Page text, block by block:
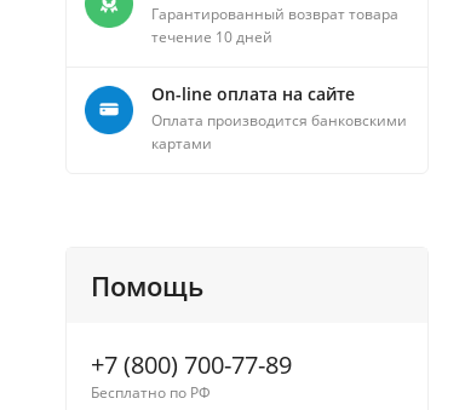
Гарантированный возврат товара
течение 10 дней
On-line оплата на сайте
Оплата производится банковскими
картами
Помощь
+7 (800) 700-77-89
Бесплатно по РФ